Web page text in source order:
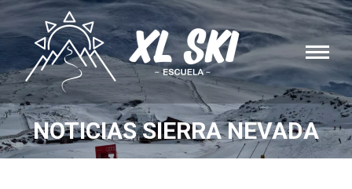
NOTICIAS SIERRA NEVADA
You are here: